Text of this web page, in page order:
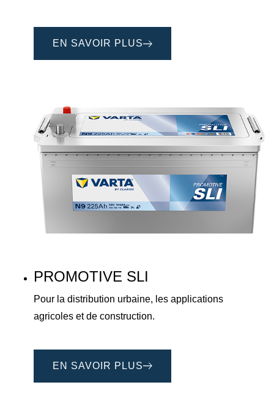
EN SAVOIR PLUS
PROMOTIVE SLI
Pour la distribution urbaine, les applications
agricoles et de construction.
EN SAVOIR PLUS